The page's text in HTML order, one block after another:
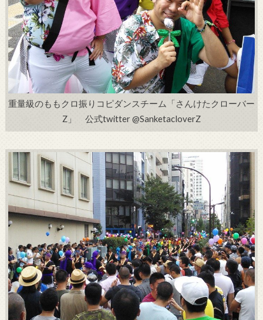
重量級のももクロ振りコピダンスチーム「さんけたクローバー
Z」 公式twitter @SanketacloverZ